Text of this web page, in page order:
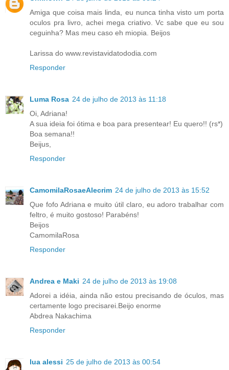
Amiga que coisa mais linda, eu nunca tinha visto um porta
oculos pra livro, achei mega criativo. Vc sabe que eu sou
ceguinha? Mas meu caso eh miopia. Beijos
Larissa do www.revistavidatododia.com
Responder
Luma Rosa 24 de julho de 2013 às 11:18
Oi, Adriana!
A sua ideia foi ótima e boa para presentear! Eu quero!! (rs*)
Boa semana!!
Beijus,
Responder
CamomilaRosaeAlecrim 24 de julho de 2013 às 15:52
Que fofo Adriana e muito útil claro, eu adoro trabalhar com
feltro, é muito gostoso! Parabéns!
Beijos
CamomilaRosa
Responder
Andrea e Maki 24 de julho de 2013 às 19:08
Adorei a idéia, ainda não estou precisando de óculos, mas
certamente logo precisarei.Beijo enorme
Abdrea Nakachima
Responder
lua alessi 25 de julho de 2013 às 00:54